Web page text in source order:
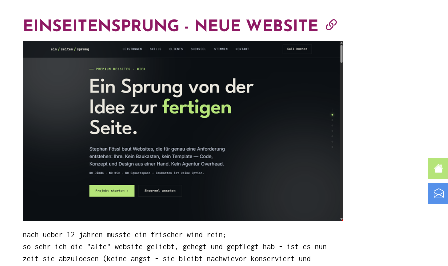
EINSEITENSPRUNG - NEUE WEBSITE
nach ueber 12 jahren musste ein frischer wind rein;
so sehr ich die "alte" website geliebt, gehegt und gepflegt hab - ist es nun
zeit sie abzuloesen (keine angst - sie bleibt nachwievor konserviert und